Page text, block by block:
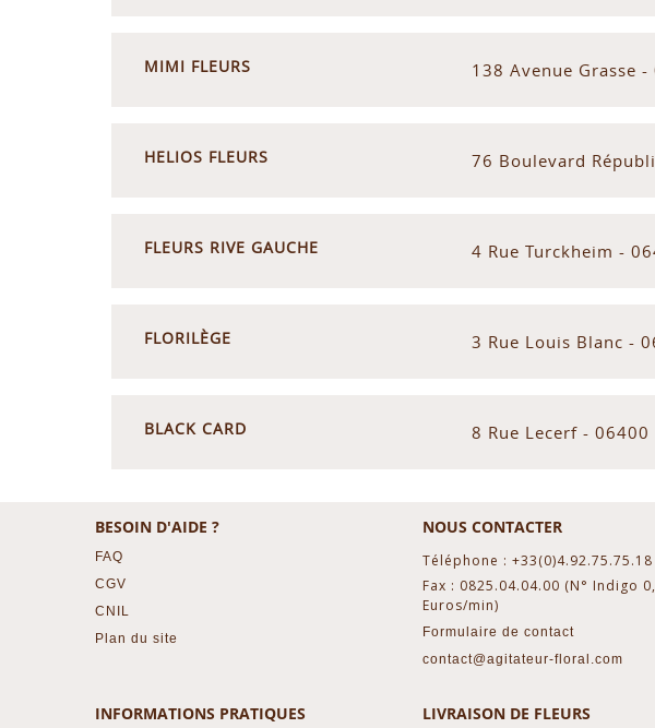
MIMI FLEURS 138 Avenue Grasse -
HELIOS FLEURS 76 Boulevard
FLEURS RIVE GAUCHE 4 Rue Turckheim -
FLORILÈGE 3 Rue Louis Blanc -
BLACK CARD 8 Rue Lecerf - 06400
BESOIN D'AIDE ?
FAQ
CGV
CNIL
Plan du site
NOUS CONTACTER
Téléphone : +33(0)4.92.75.75.18
Fax : 0825.04.04.00 (N° Indigo
Euros/min)
Formulaire de contact
contact@agitateur-floral.com
INFORMATIONS PRATIQUES LIVRAISON DE FLEURS